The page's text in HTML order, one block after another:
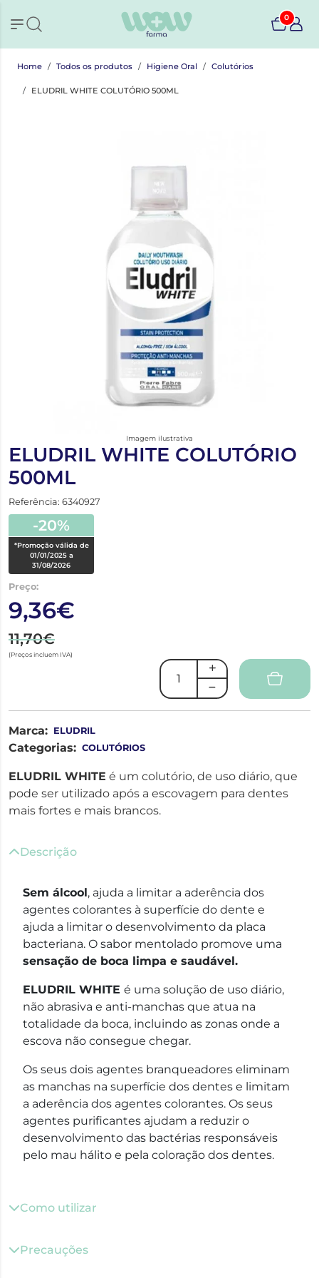
0
Home Todos os produtos Higiene Oral Colutórios
ELUDRIL WHITE COLUTÓRIO 500ML
Imagem ilustrativa
ELUDRIL WHITE COLUTÓRIO
500ML
Referência: 6340927
-20%
*Promoção válida de
01/01/2025 a
31/08/2026
Preço:
9,36€
11,70€
(Preços incluem IVA)
Marca: ELUDRIL
Categorias: COLUTÓRIOS
ELUDRIL WHITE é um colutório, de uso diário, que
pode ser utilizado após a escovagem para dentes
mais fortes e mais brancos.
Descrição
Sem álcool, ajuda a limitar a aderência dos
agentes colorantes à superfície do dente e
ajuda a limitar o desenvolvimento da placa
bacteriana. O sabor mentolado promove uma
sensação de boca limpa e saudável.
ELUDRIL WHITE é uma solução de uso diário,
não abrasiva e anti-manchas que atua na
totalidade da boca, incluindo as zonas onde a
escova não consegue chegar.
Os seus dois agentes branqueadores eliminam
as manchas na superfície dos dentes e limitam
a aderência dos agentes colorantes. Os seus
agentes purificantes ajudam a reduzir o
desenvolvimento das bactérias responsáveis
pelo mau hálito e pela coloração dos dentes.
Como utilizar
Precauções